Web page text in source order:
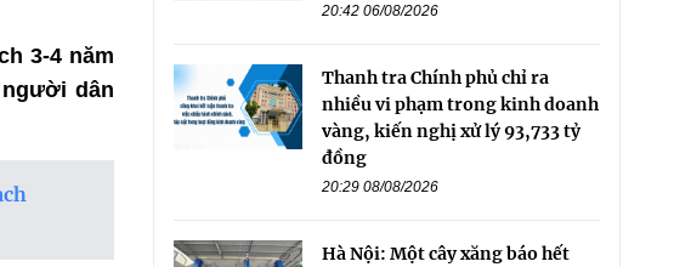
3-4 năm
dân
20:42 06/08/2026
Thanh tra Chính phủ chỉ ra
nhiều vi phạm trong kinh doanh
vàng, kiến nghị xử lý 93,733 tỷ
đồng
20:29 08/08/2026
Hà Nội: Một cây xăng báo hết